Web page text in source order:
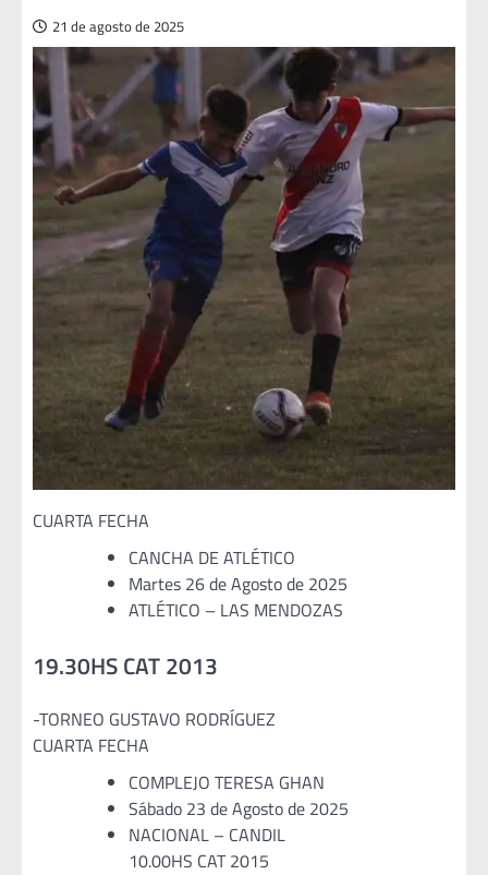
21 de agosto de 2025
CUARTA FECHA
CANCHA DE ATLÉTICO
Martes 26 de Agosto de 2025
ATLÉTICO – LAS MENDOZAS
19.30HS CAT 2013
-TORNEO GUSTAVO RODRÍGUEZ
CUARTA FECHA
COMPLEJO TERESA GHAN
Sábado 23 de Agosto de 2025
NACIONAL – CANDIL
10.00HS CAT 2015